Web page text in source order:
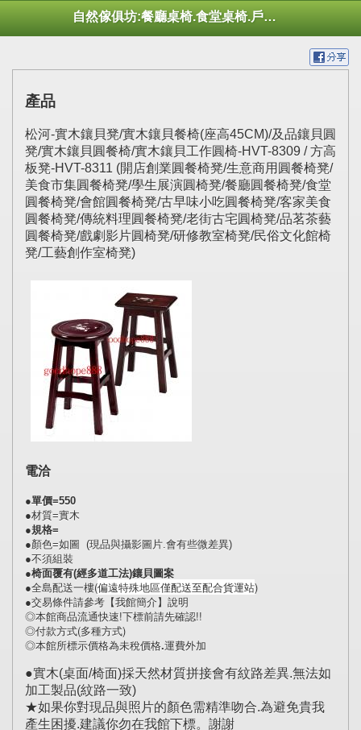
自然傢俱坊:餐廳桌椅.食堂桌椅.戶外桌椅.休閒桌椅.幼托桌椅.庭院市集陽傘
產品
松河-實木鑲貝凳/實木鑲貝餐椅(座高45CM)/及品鑲貝圓
凳/實木鑲貝圓餐椅/實木鑲貝工作圓椅-HVT-8309 / 方高
板凳-HVT-8311 (開店創業圓餐椅凳/生意商用圓餐椅凳/
美食市集圓餐椅凳/學生展演圓椅凳/餐廳圓餐椅凳/食堂
圓餐椅凳/會館圓餐椅凳/古早味小吃圓餐椅凳/客家美食
圓餐椅凳/傳統料理圓餐椅凳/老街古宅圓椅凳/品茗茶藝
圓餐椅凳/戲劇影片圓椅凳/研修教室椅凳/民俗文化館椅
凳/工藝創作室椅凳)
電洽
●單價=550
●材質=實木
●規格=
●顏色=如圖 (現品與攝影圖片.會有些微差異)
●不須組裝
●椅面覆有(經多道工法)鑲貝圖案
●全島配送一樓(偏遠特殊地區僅配送至配合貨運站)
●交易條件請參考【我館簡介】說明
◎本館商品流通快速!下標前請先確認!!
◎付款方式(多種方式)
◎本館所標示價格為未稅價格.運費外加
●實木(桌面/椅面)採天然材質拼接會有紋路差異.無法如
加工製品(紋路一致)
★如果你對現品與照片的顏色需精準吻合.為避免貴我
產生困擾.建議你勿在我館下標。謝謝